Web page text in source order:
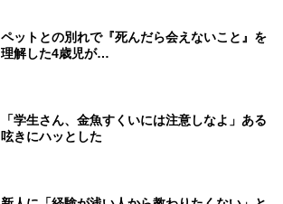
ペットとの別れで『死んだら会えないこと』を
理解した4歳児が…
「学生さん、金魚すくいには注意しなよ」ある
呟きにハッとした